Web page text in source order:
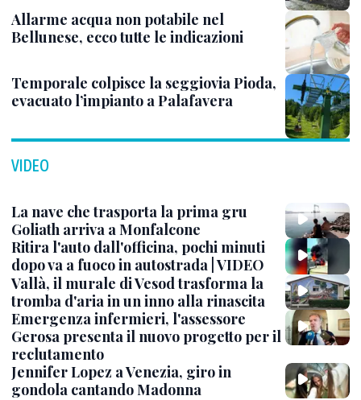
Allarme acqua non potabile nel
Bellunese, ecco tutte le indicazioni
Temporale colpisce la seggiovia Pioda,
evacuato l’impianto a Palafavera
VIDEO
La nave che trasporta la prima gru
Goliath arriva a Monfalcone
Ritira l'auto dall'officina, pochi minuti
dopo va a fuoco in autostrada | VIDEO
Vallà, il murale di Vesod trasforma la
tromba d'aria in un inno alla rinascita
Emergenza infermieri, l'assessore
Gerosa presenta il nuovo progetto per il
reclutamento
Jennifer Lopez a Venezia, giro in
gondola cantando Madonna